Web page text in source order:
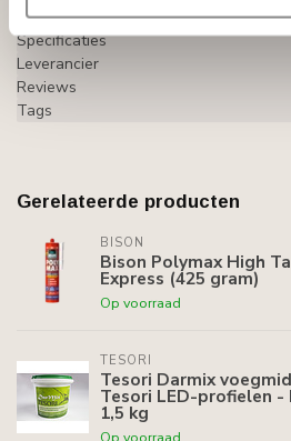
Specificaties
Leverancier
Reviews
Tags
Gerelateerde producten
BISON
Bison Polymax High
Express (425 gram)
Op voorraad
TESORI
Tesori Darmix
Tesori LED-profielen -
1,5 kg
Op voorraad